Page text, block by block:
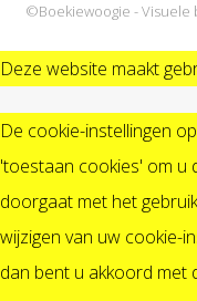
©Boekiewoogie -
Deze website maakt
De cookie-instellingen
'toestaan cookies' om u
doorgaat met het
wijzigen van uw cookie-
dan bent u akkoord met